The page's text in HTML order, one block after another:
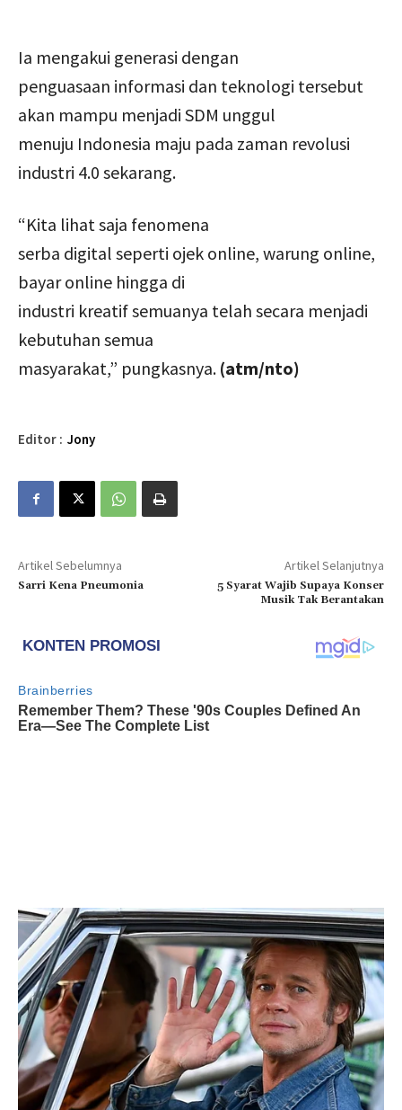
Ia mengakui generasi dengan
penguasaan informasi dan teknologi tersebut
akan mampu menjadi SDM unggul
menuju Indonesia maju pada zaman revolusi
industri 4.0 sekarang.
“Kita lihat saja fenomena
serba digital seperti ojek online, warung online,
bayar online hingga di
industri kreatif semuanya telah secara menjadi
kebutuhan semua
masyarakat,” pungkasnya. (atm/nto)
Editor : Jony
Artikel Sebelumnya
Sarri Kena Pneumonia
Artikel Selanjutnya
5 Syarat Wajib Supaya Konser
Musik Tak Berantakan